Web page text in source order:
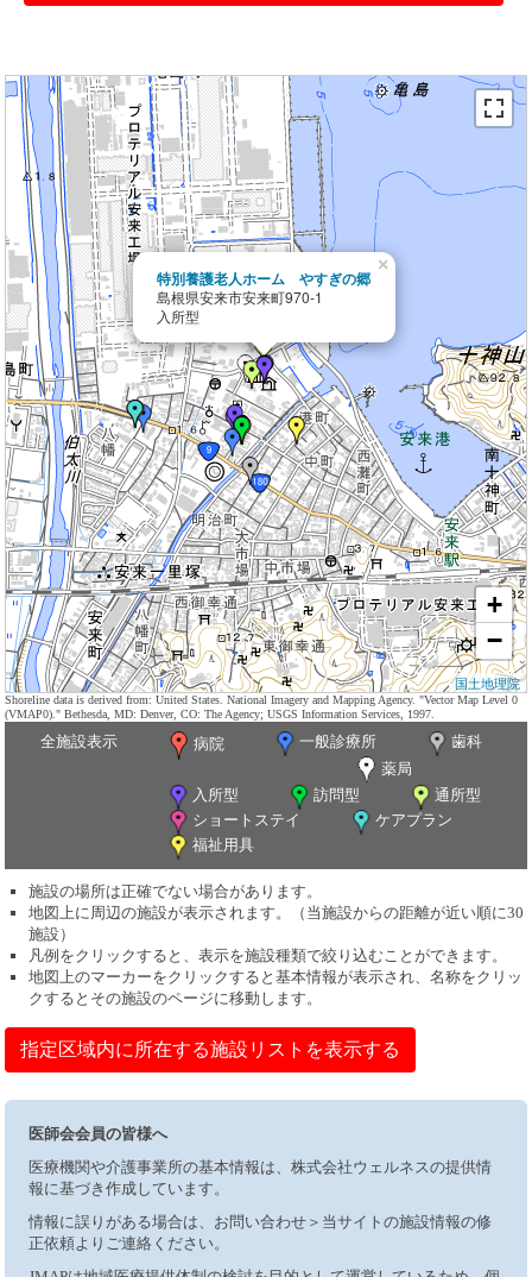
特別養護老人ホーム やすぎの郷
島根県安来市安来町970-1
入所型
×
+
−
国土地理院
Shoreline data is derived from: United States. National Imagery and Mapping Agency. "Vector Map Level 0
(VMAP0)." Bethesda, MD: Denver, CO: The Agency; USGS Information Services, 1997.
全施設表示 病院 一般診療所
歯科
薬局
入所型
訪問型
通所型
ショートステイ
ケアプラン
福祉用具
施設の場所は正確でない場合があります。
地図上に周辺の施設が表示されます。（当施設からの距離が近い順に30
施設）
凡例をクリックすると、表示を施設種類で絞り込むことができます。
地図上のマーカーをクリックすると基本情報が表示され、名称をクリッ
クするとその施設のページに移動します。
指定区域内に所在する施設リストを表示する
医師会会員の皆様へ
医療機関や介護事業所の基本情報は、株式会社ウェルネスの提供情
報に基づき作成しています。
情報に誤りがある場合は、お問い合わせ＞当サイトの施設情報の修
正依頼よりご連絡ください。